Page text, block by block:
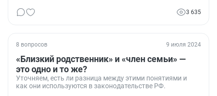
3 635
8 вопросов 9 июля 2024
«Близкий родственник» и «член семьи» —
это одно и то же?
Уточняем, есть ли разница между этими понятиями и
как они используются в законодательстве РФ.